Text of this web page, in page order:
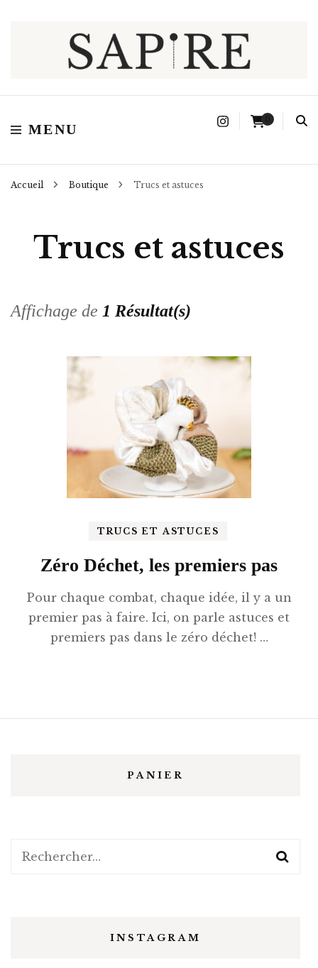
Sapire
MENU
Accueil Boutique Trucs et astuces
Trucs et astuces
Affichage de 1 Résultat(s)
TRUCS ET ASTUCES
Zéro Déchet, les premiers pas
Pour chaque combat, chaque idée, il y a un
premier pas à faire. Ici, on parle astuces et
premiers pas dans le zéro déchet! …
PANIER
Rechercher :
INSTAGRAM